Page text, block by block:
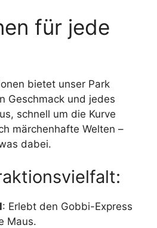
für jede
bietet unser Park
Geschmack und jedes
schnell um die Kurve
märchenhafte Welten –
dabei.
: Erlebt den Gobbi-Express
Maus.